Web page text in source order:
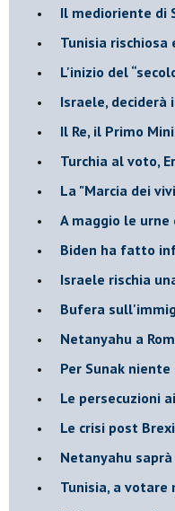
Il medioriente di
Tunisia
L'inizio del
Israele, deciderà
Il Re, il Primo
Turchia al voto,
La "Marcia dei
A maggio le
Biden ha fatto
Israele rischia
Bufera
Netanyahu a
Per Sunak
Le persecuzioni
Le crisi post
Netanyahu
Tunisia, a